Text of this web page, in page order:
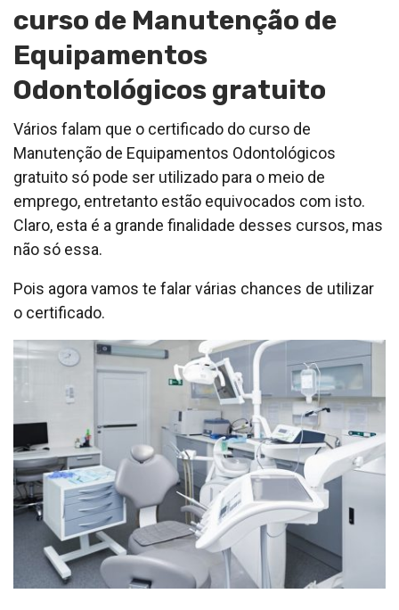
curso de Manutenção de
Equipamentos
Odontológicos gratuito
Vários falam que o certificado do curso de
Manutenção de Equipamentos Odontológicos
gratuito só pode ser utilizado para o meio de
emprego, entretanto estão equivocados com isto.
Claro, esta é a grande finalidade desses cursos, mas
não só essa.
Pois agora vamos te falar várias chances de utilizar
o certificado.